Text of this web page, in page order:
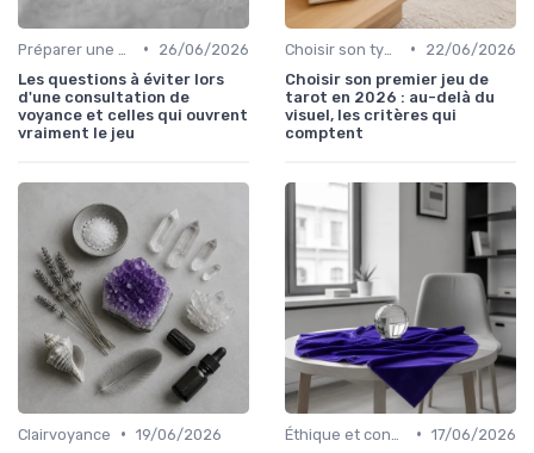
•
26/06/2026
Les questions à éviter lors
d'une consultation de
voyance et celles qui ouvrent
vraiment le jeu
•
22/06/2026
Choisir son premier jeu de
tarot en 2026 : au-delà du
visuel, les critères qui
comptent
Clairvoyance • 19/06/2026
• 17/06/2026